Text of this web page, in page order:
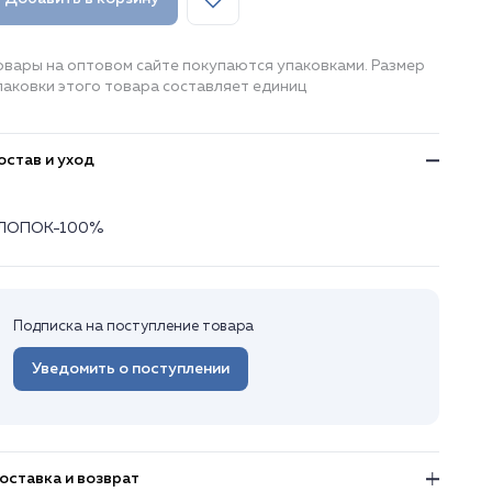
на оптовом сайте покупаются упаковками. Размер
этого товара составляет единиц
и уход
100%
Подписка на поступление товара
Уведомить о поступлении
и возврат